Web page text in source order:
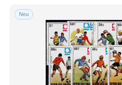
Kostenloser Versand
Zahlungsmethoden
PayPal
Banküberweisung
Visa
Neu